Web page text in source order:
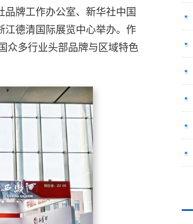
牌工作办公室、新华社中国
江德清国际展览中心举办。作
众多行业头部品牌与区域特色